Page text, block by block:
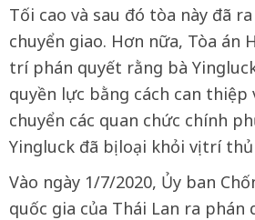
Tối cao và sau đó tòa này đã
chuyển giao. Hơn nữa, Tòa án
trí phán quyết rằng bà
quyền lực bằng cách can thiệp
chuyển các quan chức chính
Yingluck đã bị loại khỏi vị trí
Vào ngày 1/7/2020, Ủy ban
quốc gia của Thái Lan ra phán